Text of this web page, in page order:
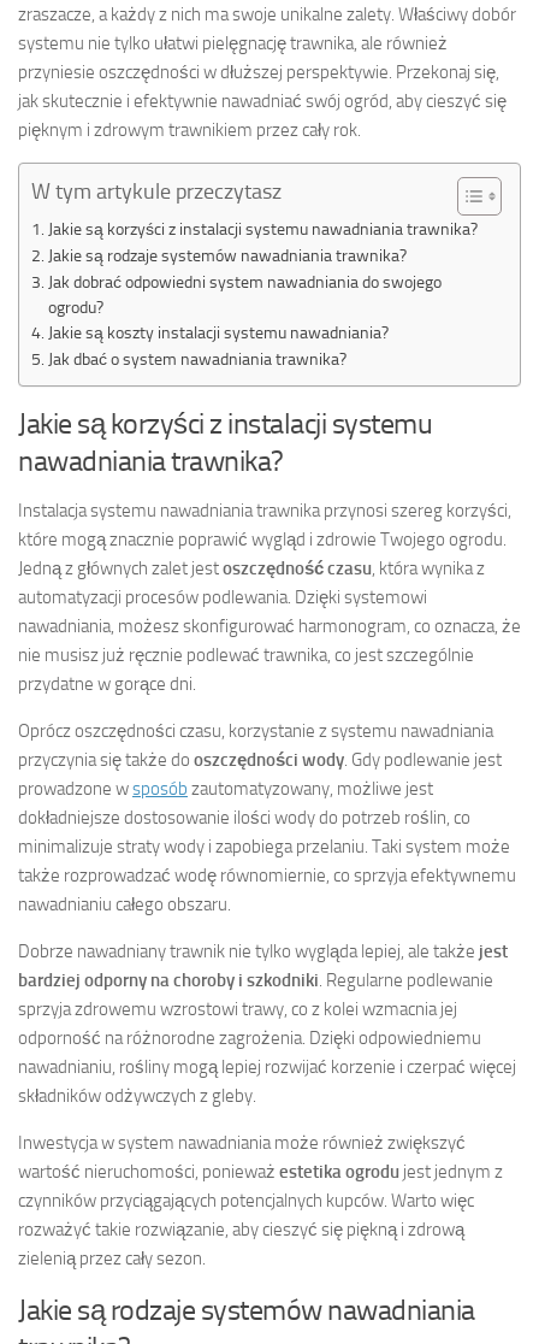
zraszacze, a każdy z nich ma swoje unikalne zalety. Właściwy dobór
systemu nie tylko ułatwi pielęgnację trawnika, ale również
przyniesie oszczędności w dłuższej perspektywie. Przekonaj się,
jak skutecznie i efektywnie nawadniać swój ogród, aby cieszyć się
pięknym i zdrowym trawnikiem przez cały rok.
W tym artykule przeczytasz
Jakie są korzyści z instalacji systemu nawadniania trawnika?
Jakie są rodzaje systemów nawadniania trawnika?
Jak dobrać odpowiedni system nawadniania do swojego
ogrodu?
Jakie są koszty instalacji systemu nawadniania?
Jak dbać o system nawadniania trawnika?
Jakie są korzyści z instalacji systemu
nawadniania trawnika?
Instalacja systemu nawadniania trawnika przynosi szereg korzyści,
które mogą znacznie poprawić wygląd i zdrowie Twojego ogrodu.
Jedną z głównych zalet jestoszczędność czasu, która wynika z
automatyzacji procesów podlewania. Dzięki systemowi
nawadniania, możesz skonfigurować harmonogram, co oznacza, że
nie musisz już ręcznie podlewać trawnika, co jest szczególnie
przydatne w gorące dni.
Oprócz oszczędności czasu, korzystanie z systemu nawadniania
przyczynia się także do oszczędności wody. Gdy podlewanie jest
prowadzone wsposób zautomatyzowany, możliwe jest
dokładniejsze dostosowanie ilości wody do potrzeb roślin, co
minimalizuje straty wody i zapobiega przelaniu. Taki system może
także rozprowadzać wodę równomiernie, co sprzyja efektywnemu
nawadnianiu całego obszaru.
Dobrze nawadniany trawnik nie tylko wygląda lepiej, ale także jest
bardziej odporny na choroby i szkodniki. Regularne podlewanie
sprzyja zdrowemu wzrostowi trawy, co z kolei wzmacnia jej
odporność na różnorodne zagrożenia. Dzięki odpowiedniemu
nawadnianiu, rośliny mogą lepiej rozwijać korzenie i czerpać więcej
składników odżywczych z gleby.
Inwestycja w system nawadniania może również zwiększyć
wartość nieruchomości, ponieważ estetika ogrodu jest jednym z
czynników przyciągających potencjalnych kupców. Warto więc
rozważyć takie rozwiązanie, aby cieszyć się piękną i zdrową
zielenią przez cały sezon.
Jakie są rodzaje systemów nawadniania